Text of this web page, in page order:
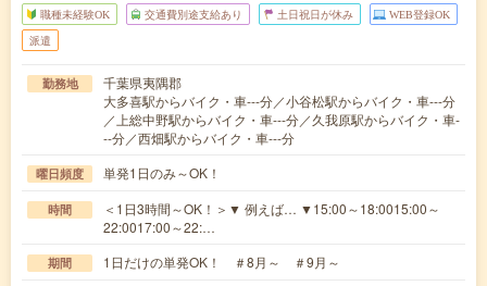
職種未経験OK 交通費別途支給あり 土日祝日が休み WEB登録OK
派遣
勤務地
千葉県夷隅郡
大多喜駅からバイク・車---分／小谷松駅からバイク・車---分
／上総中野駅からバイク・車---分／久我原駅からバイク・車-
--分／西畑駅からバイク・車---分
曜日頻度 単発1日のみ～OK！
時間
＜1日3時間～OK！＞▼ 例えば… ▼15:00～18:0015:00～
22:0017:00～22:…
期間 1日だけの単発OK！ ＃8月～ ＃9月～